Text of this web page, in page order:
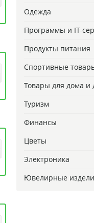
Одежда
Программы и IT-
Продукты питания
Спортивные
Товары для дома и
Туризм
Финансы
Цветы
Электроника
Ювелирные